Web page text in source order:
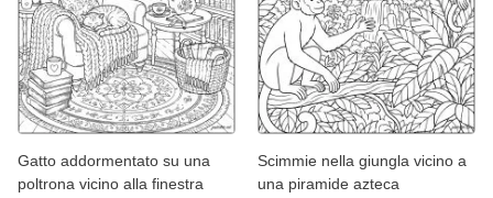
Gatto addormentato su una
poltrona vicino alla finestra
Scimmie nella giungla vicino a
una piramide azteca